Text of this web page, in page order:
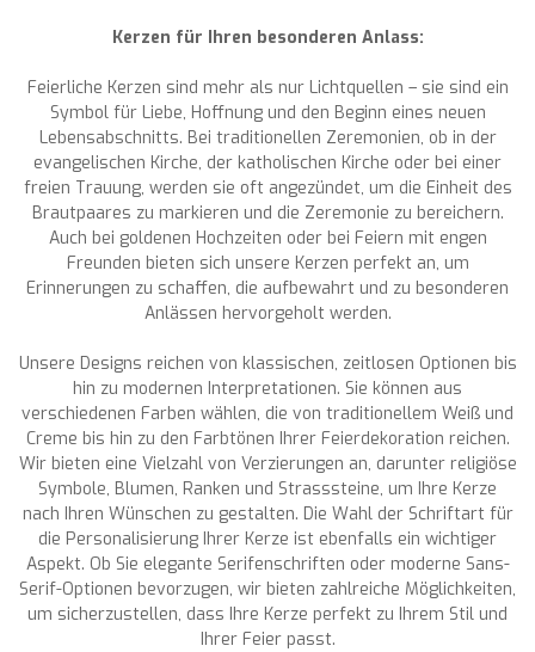
Kerzen für Ihren besonderen Anlass:
Feierliche Kerzen sind mehr als nur Lichtquellen – sie sind ein
Symbol für Liebe, Hoffnung und den Beginn eines neuen
Lebensabschnitts. Bei traditionellen Zeremonien, ob in der
evangelischen Kirche, der katholischen Kirche oder bei einer
freien Trauung, werden sie oft angezündet, um die Einheit des
Brautpaares zu markieren und die Zeremonie zu bereichern.
Auch bei goldenen Hochzeiten oder bei Feiern mit engen
Freunden bieten sich unsere Kerzen perfekt an, um
Erinnerungen zu schaffen, die aufbewahrt und zu besonderen
Anlässen hervorgeholt werden.
Unsere Designs reichen von klassischen, zeitlosen Optionen bis
hin zu modernen Interpretationen. Sie können aus
verschiedenen Farben wählen, die von traditionellem Weiß und
Creme bis hin zu den Farbtönen Ihrer Feierdekoration reichen.
Wir bieten eine Vielzahl von Verzierungen an, darunter religiöse
Symbole, Blumen, Ranken und Strasssteine, um Ihre Kerze
nach Ihren Wünschen zu gestalten. Die Wahl der Schriftart für
die Personalisierung Ihrer Kerze ist ebenfalls ein wichtiger
Aspekt. Ob Sie elegante Serifenschriften oder moderne Sans-
Serif-Optionen bevorzugen, wir bieten zahlreiche Möglichkeiten,
um sicherzustellen, dass Ihre Kerze perfekt zu Ihrem Stil und
Ihrer Feier passt.